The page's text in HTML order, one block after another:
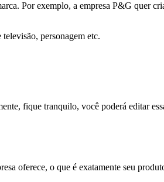
Por exemplo, a empresa P&G quer
personagem etc.
fique tranquilo, você poderá editar
oferece, o que é exatamente seu